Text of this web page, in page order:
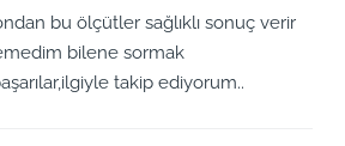
bu ölçütler sağlıklı sonuç verir
bilene sormak
takip ediyorum..